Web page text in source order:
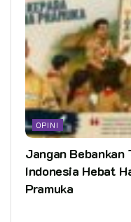
OPINI
Jangan Bebankan
Indonesia Hebat
Pramuka